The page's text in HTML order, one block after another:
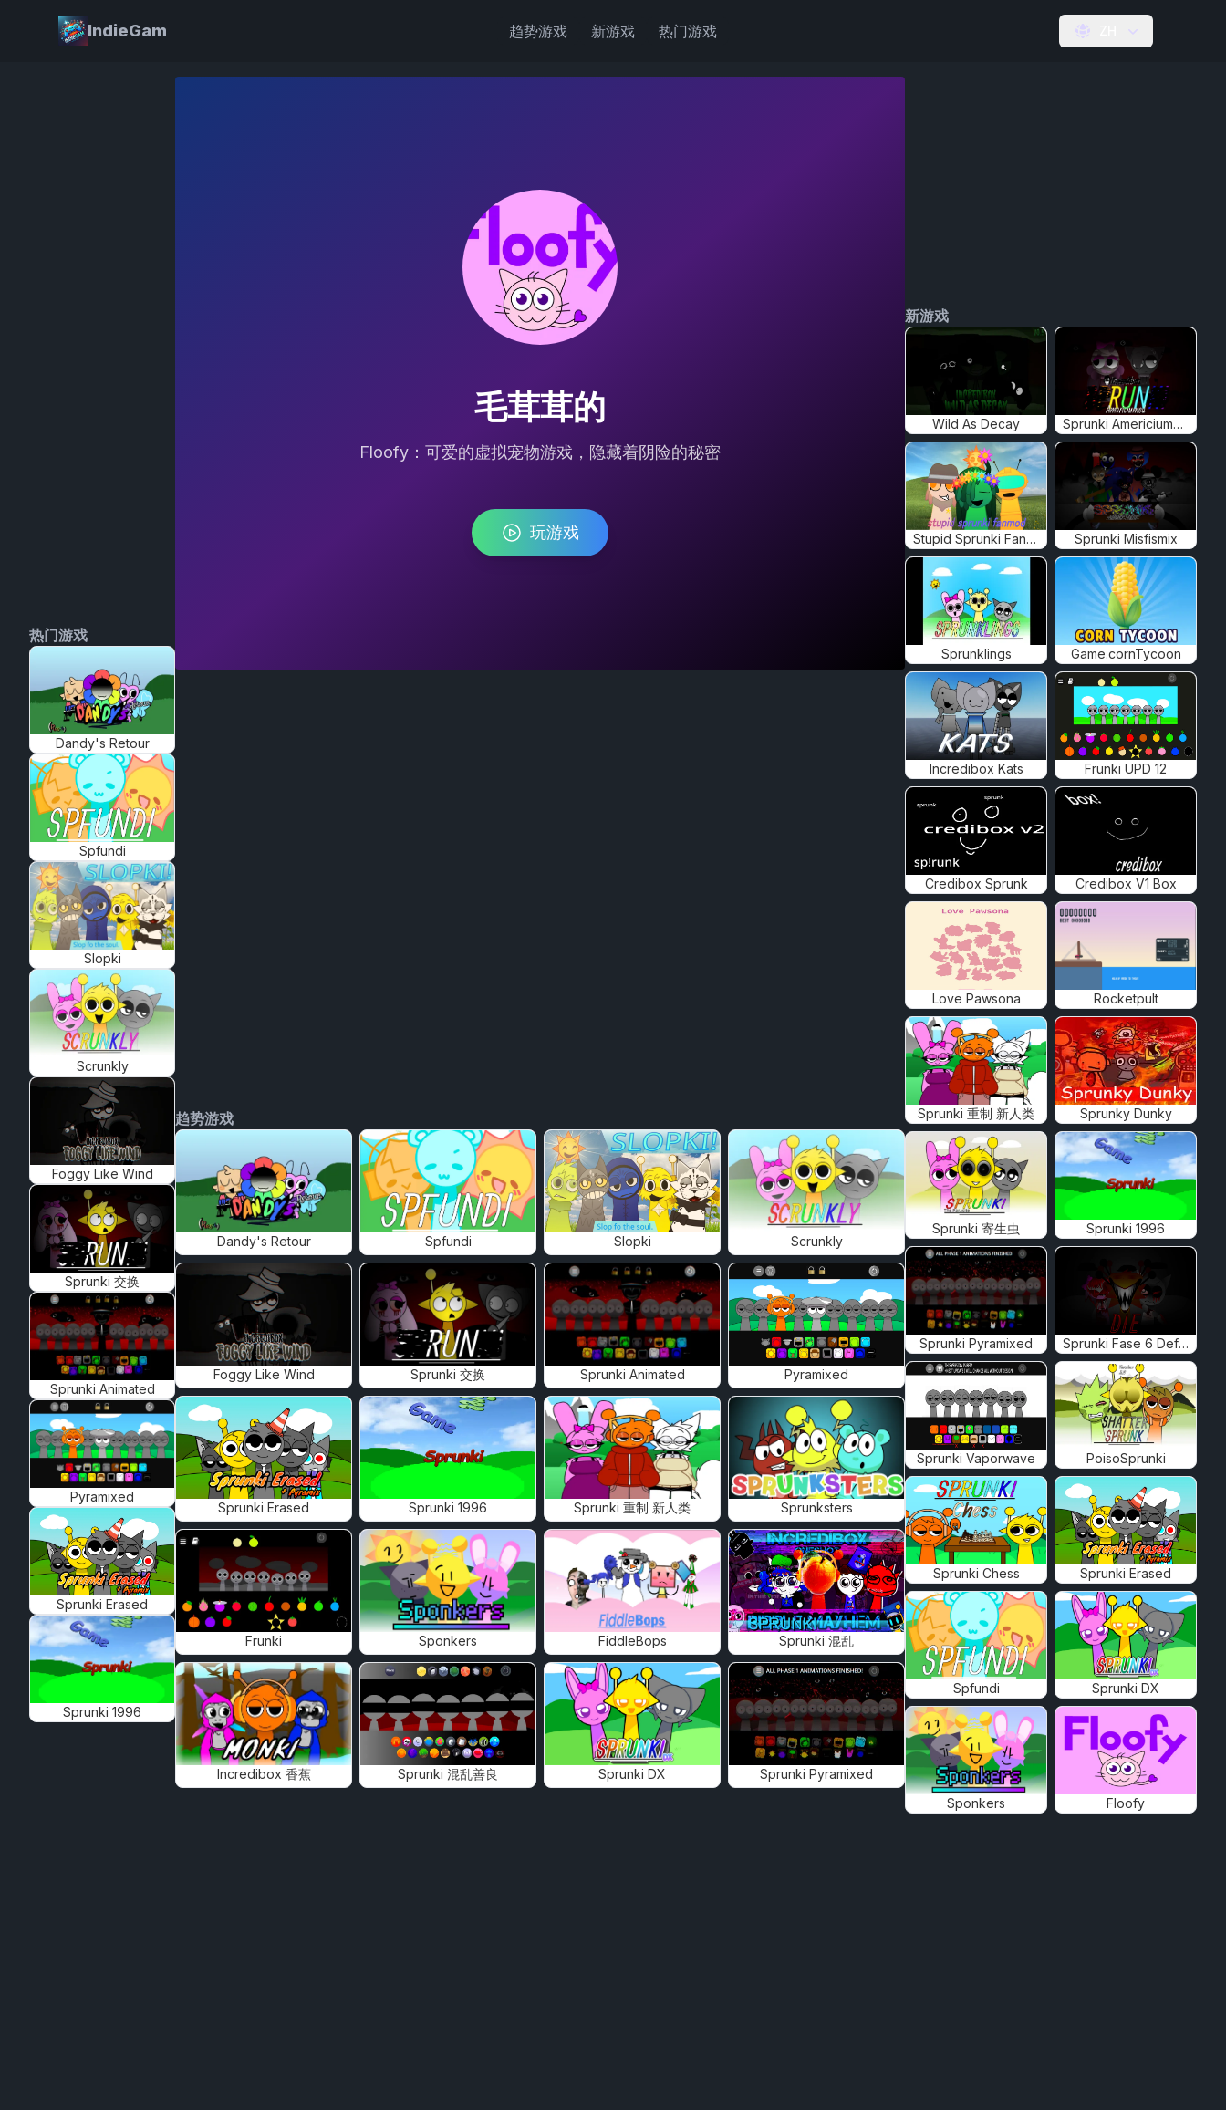
IndieGam 趋势游戏 新游戏 热门游戏
热门游戏
Dandy's Retour
Spfundi
Slopki
Scrunkly
Foggy Like Wind
Sprunki 交换
Sprunki Animated
Pyramixed
Sprunki Erased
Sprunki 1996
毛茸茸的
Floofy：可爱的虚拟宠物游戏，隐藏着阴险的秘密
玩游戏
趋势游戏
Dandy's Retour Spfundi Slopki Scrunkly
Foggy Like Wind Sprunki 交换 Sprunki Animated Pyramixed
Sprunki Erased Sprunki 1996 Sprunki 重制 新人类 Sprunksters
Frunki Sponkers FiddleBops Sprunki 混乱
Incredibox 香蕉 Sprunki 混乱善良 Sprunki DX Sprunki Pyramixed
新游戏
Wild As Decay Sprunki Americiumed
Stupid Sprunki Fanmod Sprunki Misfismix
Sprunklings Game.cornTycoon
Incredibox Kats Frunki UPD 12
Credibox Sprunk Credibox V1 Box
Love Pawsona Rocketpult
Sprunki 重制 新人类 Sprunky Dunky
Sprunki 寄生虫 Sprunki 1996
Sprunki Pyramixed Sprunki Fase 6 Definitiva
Sprunki Vaporwave PoisoSprunki
Sprunki Chess Sprunki Erased
Spfundi Sprunki DX
Sponkers Floofy